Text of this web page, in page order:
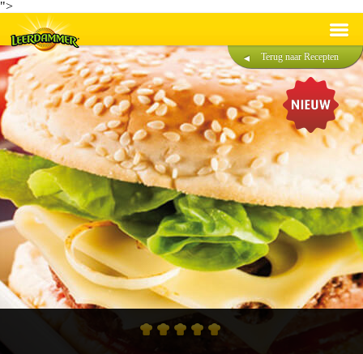
">
Recepten
Producten
Duurzaamheid
Over Leerdammer®
Contact
Nederlands Français
Terug naar Recepten